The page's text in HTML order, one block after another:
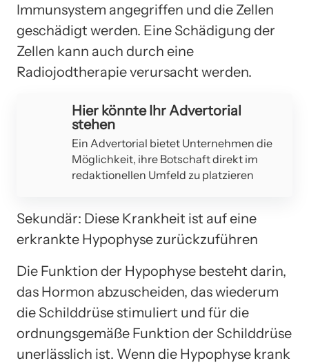
Immunsystem angegriffen und die Zellen
geschädigt werden. Eine Schädigung der
Zellen kann auch durch eine
Radiojodtherapie verursacht werden.
Hier könnte Ihr Advertorial
stehen
Ein Advertorial bietet Unternehmen die
Möglichkeit, ihre Botschaft direkt im
redaktionellen Umfeld zu platzieren
Sekundär: Diese Krankheit ist auf eine
erkrankte Hypophyse zurückzuführen
Die Funktion der Hypophyse besteht darin,
das Hormon abzuscheiden, das wiederum
die Schilddrüse stimuliert und für die
ordnungsgemäße Funktion der Schilddrüse
unerlässlich ist. Wenn die Hypophyse krank